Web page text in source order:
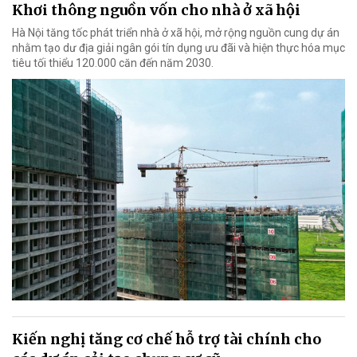
Khơi thông nguồn vốn cho nhà ở xã hội
Hà Nội tăng tốc phát triển nhà ở xã hội, mở rộng nguồn cung dự án
nhằm tạo dư địa giải ngân gói tín dụng ưu đãi và hiện thực hóa mục
tiêu tối thiểu 120.000 căn đến năm 2030.
Kiến nghị tăng cơ chế hỗ trợ tài chính cho